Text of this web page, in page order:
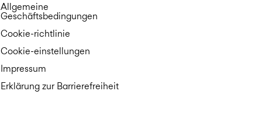
Allgemeine
Geschäftsbedingungen
Cookie-richtlinie
Cookie-einstellungen
Impressum
Erklärung zur Barrierefreiheit